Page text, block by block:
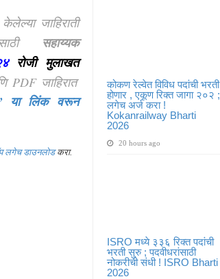
कोकण रेल्वेत विविध पदांची भरती
होणार , एकूण रिक्त जागा २०२ ;
लगेच अर्ज करा !
Kokanrailway Bharti
2026
20 hours ago
ISRO मध्ये ३३६ रिक्त पदांची
भरती सुरु ; पदवीधरांसाठी
नोकरीची संधी ! ISRO Bharti
2026
केलेल्या जाहिराती
सहाय्यक
रोजी मुलाखत
PDF जाहिरात
या लिंक वरून
लगेच डाउनलोडकरा.